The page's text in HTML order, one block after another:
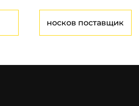
носков поставщик